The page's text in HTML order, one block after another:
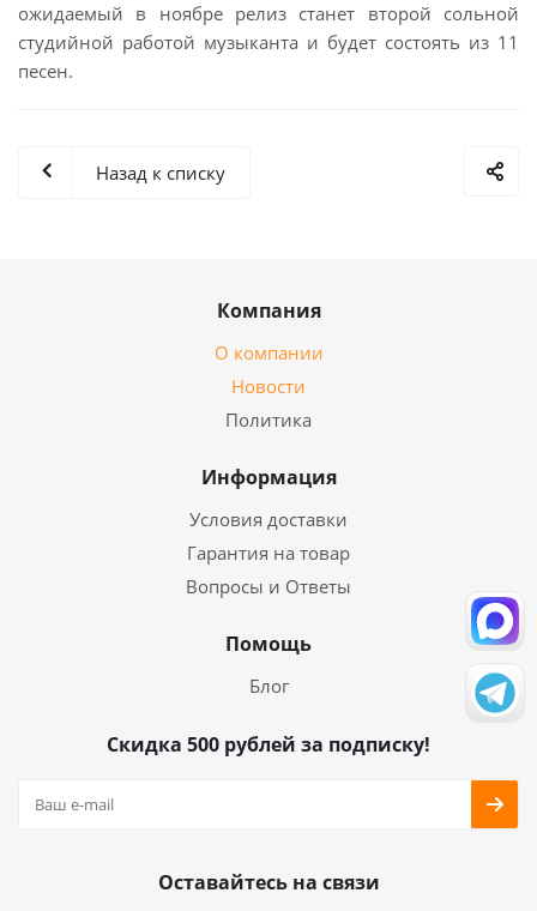
ожидаемый в ноябре релиз станет второй сольной
студийной работой музыканта и будет состоять из 11
песен.
Назад к списку
Компания
О компании
Новости
Политика
Информация
Условия доставки
Гарантия на товар
Вопросы и Ответы
Помощь
Блог
Скидка 500 рублей за подписку!
Оставайтесь на связи